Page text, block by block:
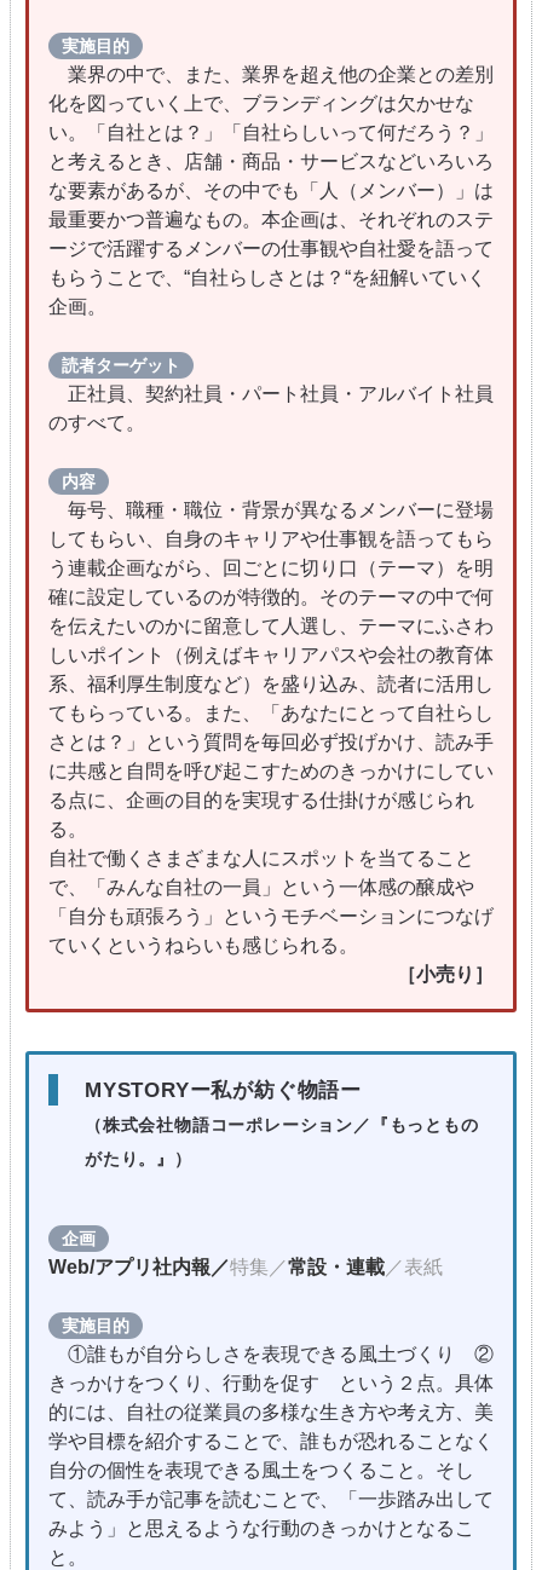
実施目的
業界の中で、また、業界を超え他の企業との差別
化を図っていく上で、ブランディングは欠かせな
い。「自社とは？」「自社らしいって何だろう？」
と考えるとき、店舗・商品・サービスなどいろいろ
な要素があるが、その中でも「人（メンバー）」は
最重要かつ普遍なもの。本企画は、それぞれのステ
ージで活躍するメンバーの仕事観や自社愛を語って
もらうことで、“自社らしさとは？“を紐解いていく
企画。
読者ターゲット
正社員、契約社員・パート社員・アルバイト社員
のすべて。
内容
毎号、職種・職位・背景が異なるメンバーに登場
してもらい、自身のキャリアや仕事観を語ってもら
う連載企画ながら、回ごとに切り口（テーマ）を明
確に設定しているのが特徴的。そのテーマの中で何
を伝えたいのかに留意して人選し、テーマにふさわ
しいポイント（例えばキャリアパスや会社の教育体
系、福利厚生制度など）を盛り込み、読者に活用し
てもらっている。また、「あなたにとって自社らし
さとは？」という質問を毎回必ず投げかけ、読み手
に共感と自問を呼び起こすためのきっかけにしてい
る点に、企画の目的を実現する仕掛けが感じられ
る。
自社で働くさまざまな人にスポットを当てること
で、「みんな自社の一員」という一体感の醸成や
「自分も頑張ろう」というモチベーションにつなげ
ていくというねらいも感じられる。
［小売り］
MYSTORYー私が紡ぐ物語ー
（株式会社物語コーポレーション ／『もっともの
がたり。』）
企画
Web/アプリ社内報／特集／常設・連載 ／表紙
実施目的
①誰もが自分らしさを表現できる風土づくり ②
きっかけをつくり、行動を促す という２点。具体
的には、自社の従業員の多様な生き方や考え方、美
学や目標を紹介することで、誰もが恐れることなく
自分の個性を表現できる風土をつくること。そし
て、読み手が記事を読むことで、「一歩踏み出して
みよう」と思えるような行動のきっかけとなるこ
と。